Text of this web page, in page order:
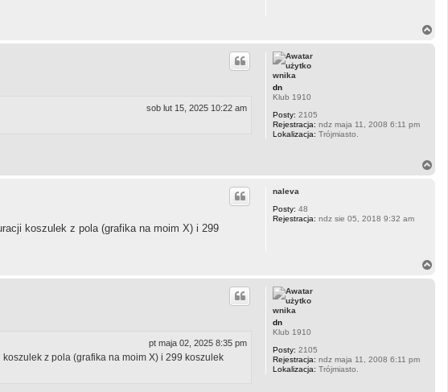
dn
Klub 1910
Posty: 2105
Rejestracja: ndz maja 11, 2008 6:11 pm
Lokalizacja: Trójmiasto.
sob lut 15, 2025 10:22 am
naleva
Posty: 48
Rejestracja: ndz sie 05, 2018 9:32 am
koszulek z pola (grafika na moim X) i 299
dn
Klub 1910
Posty: 2105
Rejestracja: ndz maja 11, 2008 6:11 pm
Lokalizacja: Trójmiasto.
pt maja 02, 2025 8:35 pm
z pola (grafika na moim X) i 299 koszulek